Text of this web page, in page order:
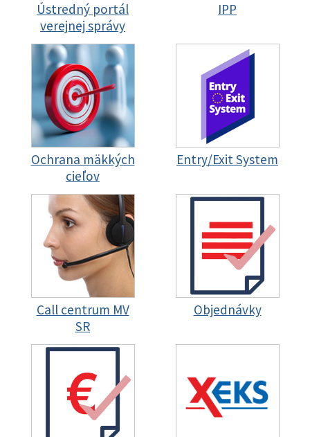
Ústredný portál
verejnej správy
IPP
Ochrana mäkkých
cieľov
Entry/Exit System
Call centrum MV
SR
Objednávky